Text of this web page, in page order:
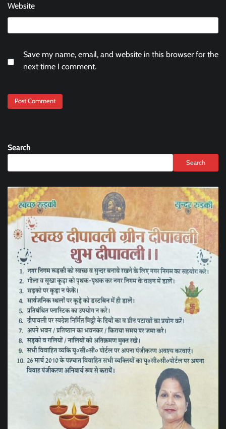
Website
Save my name, email, and website in this browser for the
next time I comment.
Search
Search